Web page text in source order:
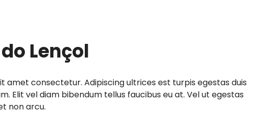
Lençol
amet consectetur. Adipiscing ultrices est turpis egestas duis
Elit vel diam bibendum tellus faucibus eu at. Vel ut egestas
non arcu.